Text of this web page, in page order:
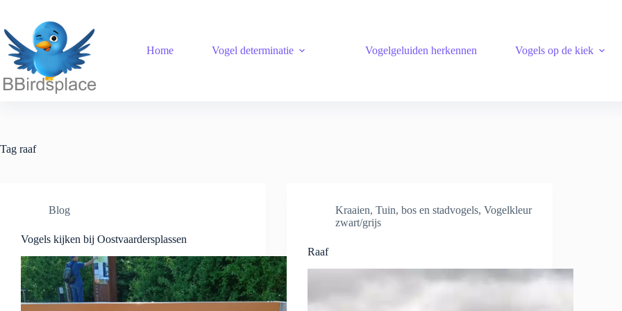
de
inhoud
Home Vogel determinatie Vogelgeluiden herkennen Vogels op de kiek
Tag raaf
Blog
Vogels kijken bij Oostvaardersplassen
Kraaien,Tuin, bos en stadvogels,Vogelkleur
zwart/grijs
Raaf